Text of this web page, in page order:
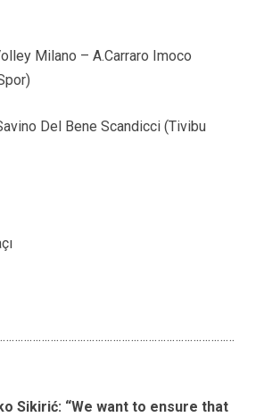
Milano – A.Carraro Imoco
Del Bene Scandicci (Tivibu
Sikirić: “We want to ensure that